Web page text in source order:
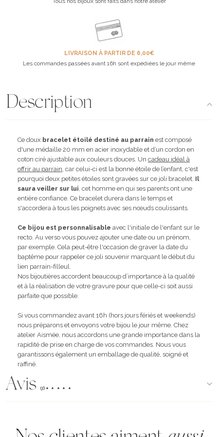
LIVRAISON À PARTIR DE 6,00€
Les commandes passées avant 16h sont expédiées le jour même
Description
Ce doux bracelet étoilé destiné au parrain est composé
d'une médaille 20 mm en acier inoxydable et d’un cordon en
coton ciré ajustable aux couleurs douces. Un cadeau idéal à
offrir au parrain , car celui-ci est la bonne étoile de l’enfant, c'est
pourquoi deux petites étoiles sont gravées sur ce joli bracelet. Il
saura veiller sur lui , cet homme en qui ses parents ont une
entière confiance. Ce bracelet durera dans le temps et
s'accordera à tous les poignets avec ses nœuds coulissants.
Ce bijou est personnalisable avec l'initiale de l'enfant sur le
recto. Au verso vous pouvez ajouter une date ou un prénom,
par exemple. Cela peut-être l'occasion de graver la date du
baptême pour rappeler ce joli souvenir marquant le début du
lien parrain-filleul.
Nos bijoutières accordent beaucoup d’importance à la qualité
et à la réalisation de votre gravure pour que celle-ci soit aussi
parfaite que possible.
Si vous commandez avant 16h (hors jours fériés et weekends)
nous préparons et envoyons votre bijou le jour même. Chez
atelier Aismée, nous accordons une grande importance dans la
rapidité de prise en charge de vos commandes. Nous vous
garantissons également un emballage de qualité, soigné et
raffiné.
Avis (96)